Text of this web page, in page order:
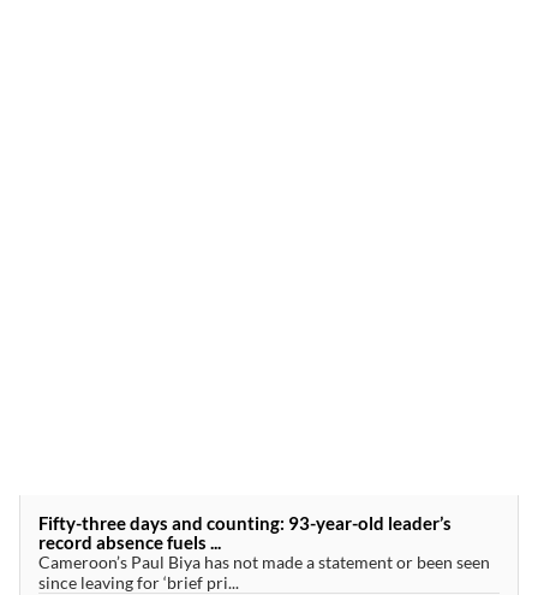
Fifty-three days and counting: 93-year-old leader’s
record absence fuels ...
Cameroon’s Paul Biya has not made a statement or been seen
since leaving for ‘brief pri...